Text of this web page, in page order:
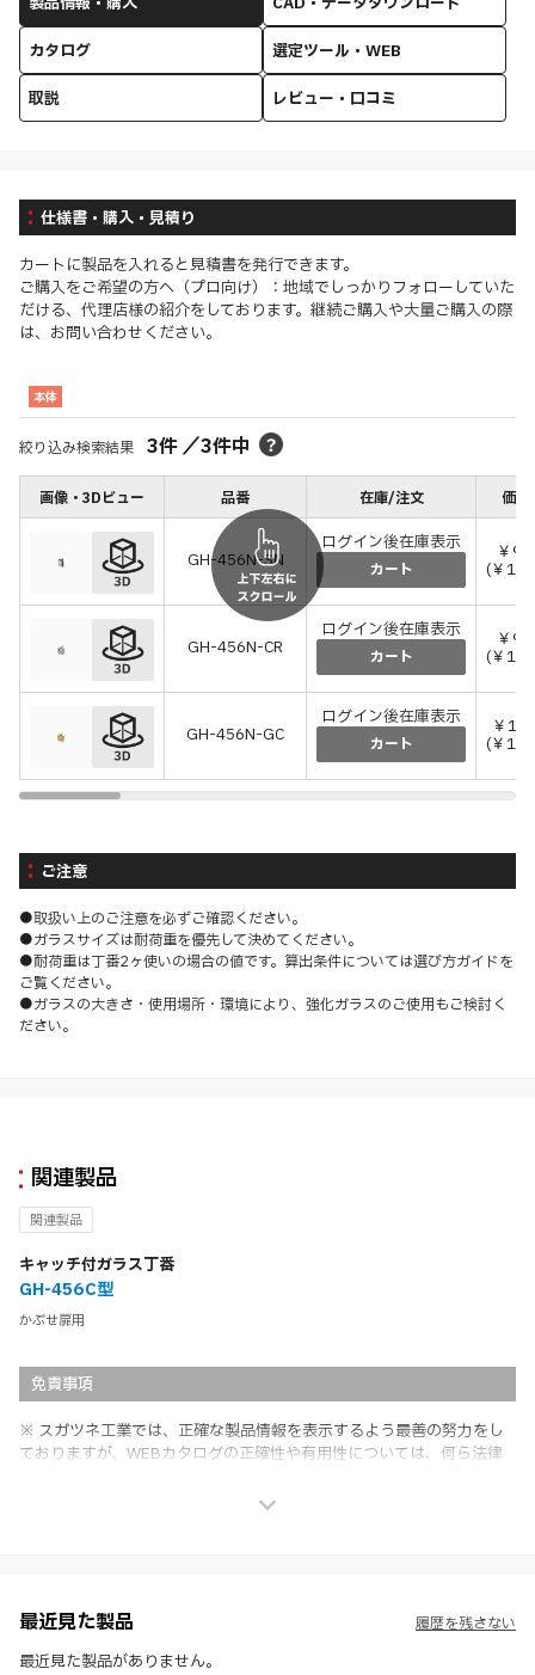
カタログ
選定ツール・WEB
取説
レビュー・口コミ
仕様書・購入・見積り
カートに製品を入れると見積書を発行できます。
ご購入をご希望の方へ（プロ向け）：地域でしっかりフォローしていた
だける、代理店様の紹介をしております。継続ご購入や大量ご購入の際
は、お問い合わせください。
本体
絞り込み検索結果 3件／3件中
画像・3Dビュー 品番 在庫/注文 価格
GH-456N-SN
ログイン後在庫表示
カート
￥
(￥
GH-456N-CR
ログイン後在庫表示
カート
￥
(￥
GH-456N-GC
ログイン後在庫表示
カート
￥
(￥
ご注意
●取扱い上のご注意を必ずご確認ください。
●ガラスサイズは耐荷重を優先して決めてください。
●耐荷重は丁番2ヶ使いの場合の値です。算出条件については選び方ガイドを
ご覧ください。
●ガラスの大きさ・使用場所・環境により、強化ガラスのご使用もご検討く
ださい。
関連製品
関連製品
キャッチ付ガラス丁番
GH-456C型
かぶせ扉用
免責事項
※ スガツネ工業では、正確な製品情報を表示するよう最善の努力をし
ておりますが、WEBカタログの正確性や有用性については、何ら法律
社製品の使用ご検討、又は販売促進目的の利用に限ります。
※ 本WEBサイト製品情報のご利用にあたっては、WEBサイト利用規
約、プライバシーポリシー、製品情報ガイドをご確認いただき、内容の
最近見た製品
最近見た製品がありません。
履歴を残さない